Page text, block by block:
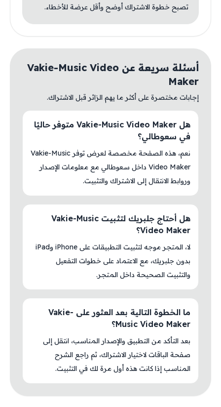
تصبح خطوة الاشتراك أوضح وأقل عرضة للأخطاء.
أسئلة سريعة عن Vakie-Music Video
Maker
إجابات مختصرة على أكثر ما يهم الزائر قبل الاشتراك.
هل Vakie-Music Video Maker متوفر حاليًا
في سعوطالي؟
نعم، هذه الصفحة مخصصة لعرض توفر Vakie-Music
Video Maker داخل سعوطالي مع معلومات الإصدار
وروابط الانتقال إلى الاشتراك والتثبيت.
هل أحتاج جلبريك لتثبيت Vakie-Music
Video Maker؟
لا، المتجر موجه لتثبيت التطبيقات على iPhone وiPad
بدون جلبريك، مع الاعتماد على خطوات التفعيل
والتثبيت الصحيحة داخل المتجر.
ما الخطوة التالية بعد العثور على Vakie-
Music Video Maker؟
بعد التأكد من التطبيق والإصدار المناسب، انتقل إلى
صفحة الباقات لاختيار الاشتراك، ثم راجع الشرح
المناسب إذا كانت هذه أول مرة لك في التثبيت.